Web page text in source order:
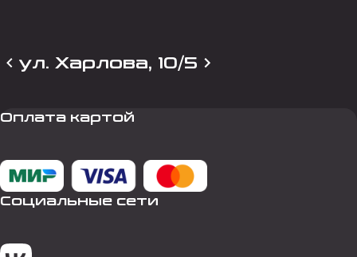
ул. Харлова, 10/5
Оплата картой
Социальные сети